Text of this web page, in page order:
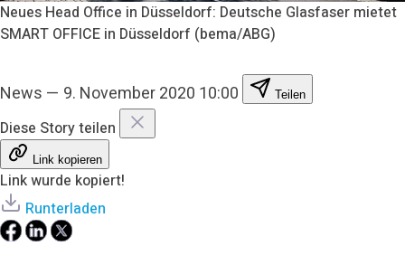
Neues Head Office in Düsseldorf: Deutsche Glasfaser mietet
SMART OFFICE in Düsseldorf (bema/ABG)
News — 9. November 2020 10:00 Teilen
Diese Story teilen
Link kopieren
Link wurde kopiert!
Runterladen